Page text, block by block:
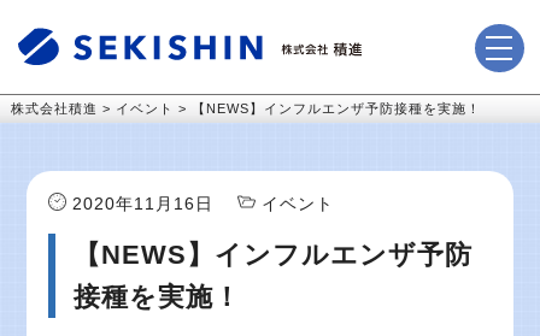
株式会社積進 > イベント > 【NEWS】インフルエンザ予防接種を実施！
2020年11月16日 イベント
【NEWS】インフルエンザ予防
接種を実施！